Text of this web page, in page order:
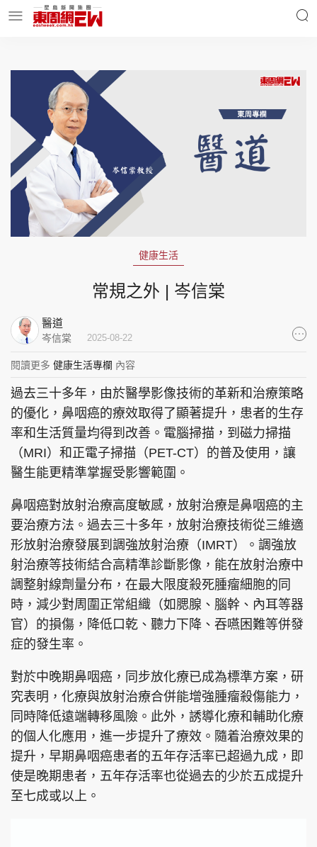
明星名人
東周Ladies 優享生活
東周食玩通
集團旗下品牌
東周刊 cazbuyer 東Touch
頭條日報 星島環球 The Standard
親子王 Oh!爸媽 JobMarket
頭條搵工 EDUPLUS
關於我們
聯絡我們
使用條款
健康生活
常規之外 | 岑信棠
醫道
岑信棠 2025-08-22
閱讀更多 健康生活專欄 內容
過去三十多年，由於醫學影像技術的革新和治療策略
的優化，鼻咽癌的療效取得了顯著提升，患者的生存
率和生活質量均得到改善。電腦掃描，到磁力掃描
（MRI）和正電子掃描（PET-CT）的普及使用，讓
醫生能更精準掌握受影響範圍。
鼻咽癌對放射治療高度敏感，放射治療是鼻咽癌的主
要治療方法。過去三十多年，放射治療技術從三維適
形放射治療發展到調強放射治療（IMRT）。調強放
射治療等技術結合高精準診斷影像，能在放射治療中
調整射線劑量分布，在最大限度殺死腫瘤細胞的同
時，減少對周圍正常組織（如腮腺、腦幹、內耳等器
官）的損傷，降低口乾、聽力下降、吞嚥困難等併發
症的發生率。
對於中晚期鼻咽癌，同步放化療已成為標準方案，研
究表明，化療與放射治療合併能增強腫瘤殺傷能力，
同時降低遠端轉移風險。此外，誘導化療和輔助化療
的個人化應用，進一步提升了療效。隨着治療效果的
提升，早期鼻咽癌患者的五年存活率已超過九成，即
使是晚期患者，五年存活率也從過去的少於五成提升
至七成或以上。